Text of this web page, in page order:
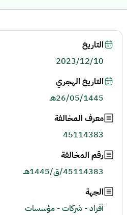
التاريخ
2023/12/10
التاريخ الهجري
26/05/1445هـ
معرف المخالفة
45114383
رقم المخالفة
45114383/ق/1445هـ
الجهة
أفراد - شركات - مؤسسات